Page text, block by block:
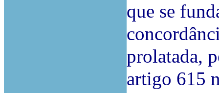
que se
prolatada,
artigo 615